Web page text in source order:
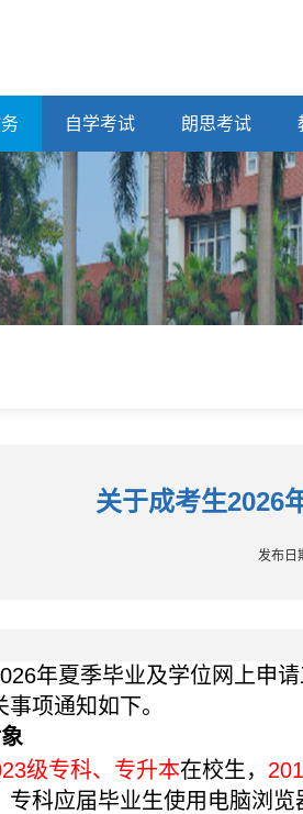
自学考试 朗思考试
关于成考生2026
发布日
6年夏季毕业及学位网上申
项通知如下。
3级专科、专升本在校生，
专科应届毕业生使用电脑浏览